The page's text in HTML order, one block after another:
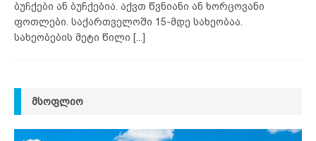
ბუჩქები ან ბუჩქებია. აქვთ წვნიანი ან ხორცოვანი
ფოთლები. საქართველოში 15-მდე სახეობაა.
სახეობების მეტი წილი [...]
ᲛᲡᲝᲤᲚᲘᲝ